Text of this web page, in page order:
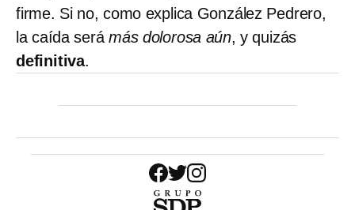
firme. Si no, como explica González Pedrero,
la caída serámás dolorosa aún, y quizás
definitiva.